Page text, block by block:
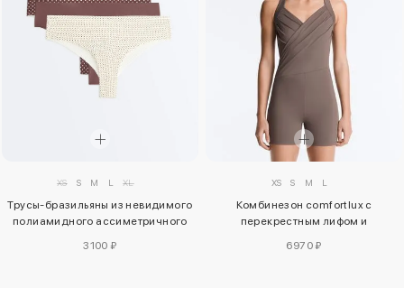
XS S M L XL
Трусы-бразильяны из невидимого
полиамидного ассиметричного
3100 ₽
XS S M L
Комбинезон comfortlux с
перекрестным лифом и
6970 ₽